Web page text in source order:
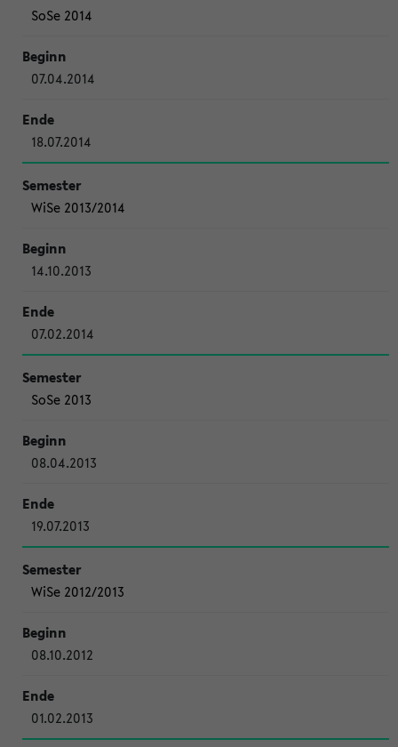
SoSe 2014
07.04.2014
18.07.2014
WiSe 2013/2014
14.10.2013
07.02.2014
SoSe 2013
08.04.2013
19.07.2013
WiSe 2012/2013
08.10.2012
01.02.2013